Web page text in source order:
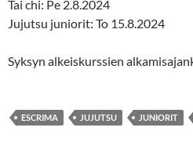
Tai chi: Pe 2.8.2024
Jujutsu juniorit: To 15.8.2024
Syksyn alkeiskurssien
ESCRIMA JUJUTSU JUNIORIT